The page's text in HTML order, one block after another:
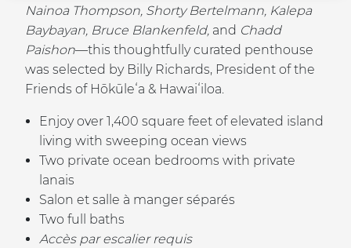
Nainoa Thompson, Shorty Bertelmann, Kalepa
Baybayan, Bruce Blankenfeld, and Chadd
Paishon—this thoughtfully curated penthouse
was selected by Billy Richards, President of the
Friends of Hōkūleʻa & Hawaiʻiloa.
Enjoy over 1,400 square feet of elevated island
living with sweeping ocean views
Two private ocean bedrooms with private
lanais
Salon et salle à manger séparés
Two full baths
Accès par escalier requis